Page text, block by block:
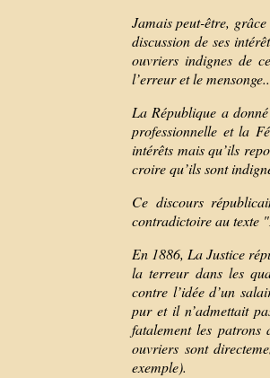
Jamais peut-être,
discussion de ses
ouvriers indignes de
l’erreur et le
La République a
professionnelle et la
intérêts mais qu’ils
croire qu’ils sont
Ce discours
contradictoire au texte
En 1886, La Justice
la terreur dans les
contre l’idée d’un
pur et il n’admettait
fatalement les
ouvriers sont
exemple).